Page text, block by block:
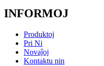
INFORMOJ
Produktoj
Pri Ni
Novaĵoj
Kontaktu nin